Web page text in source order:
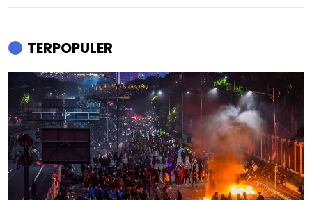
TERPOPULER